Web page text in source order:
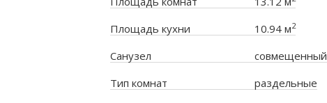
Площадь кухни 10.94 м2
Санузел
совмещенный
Тип комнат
раздельные